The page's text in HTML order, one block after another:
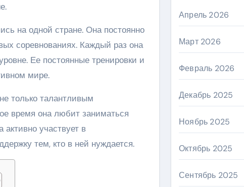
на одной стране. Она постоянно
соревнованиях. Каждый раз она
Ее постоянные тренировки и
мире.
только талантливым
время она любит заниматься
активно участвует в
тем, кто в ней нуждается.
Апрель 2026
Март 2026
Февраль 2026
Декабрь 2025
Ноябрь 2025
Октябрь 2025
Сентябрь 2025